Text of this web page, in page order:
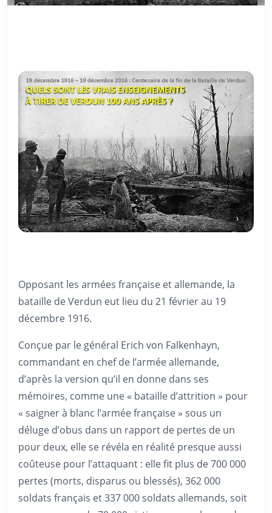
Opposant les armées française et allemande, la
bataille de Verdun eut lieu du 21 février au 19
décembre 1916.
Conçue par le général Erich von Falkenhayn,
commandant en chef de l’armée allemande,
d’après la version qu’il en donne dans ses
mémoires, comme une « bataille d’attrition » pour
« saigner à blanc l’armée française » sous un
déluge d’obus dans un rapport de pertes de un
pour deux, elle se révéla en réalité presque aussi
coûteuse pour l’attaquant : elle fit plus de 700 000
pertes (morts, disparus ou blessés), 362 000
soldats français et 337 000 soldats allemands, soit